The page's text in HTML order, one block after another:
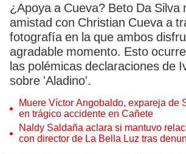
¿Apoya a Cueva? Beto Da Silva
amistad con Christian Cueva a
fotografía en la que ambos
agradable momento. Esto
las polémicas declaraciones de
sobre 'Aladino'.
Muere Víctor Angobaldo, expareja de
en trágico accidente en Cañete
Naldy Saldaña aclara si mantuvo
con director de La Bella Luz tras